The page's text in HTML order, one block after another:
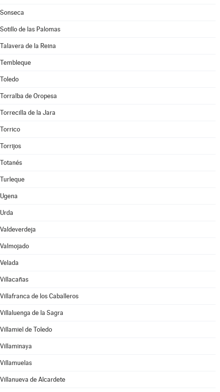
Sonseca
Sotillo de las Palomas
Talavera de la Reina
Tembleque
Toledo
Torralba de Oropesa
Torrecilla de la Jara
Torrico
Torrijos
Totanés
Turleque
Ugena
Urda
Valdeverdeja
Valmojado
Velada
Villacañas
Villafranca de los Caballeros
Villaluenga de la Sagra
Villamiel de Toledo
Villaminaya
Villamuelas
Villanueva de Alcardete